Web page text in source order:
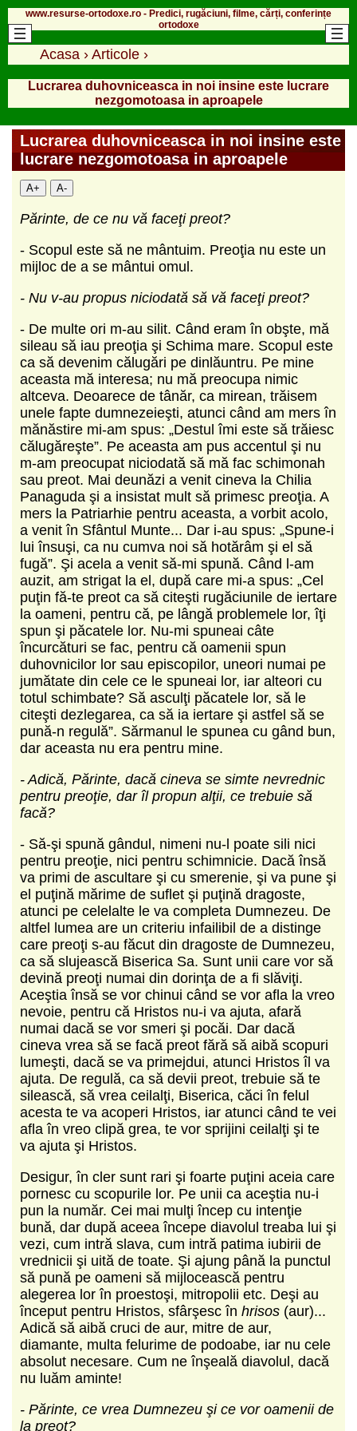
www.resurse-ortodoxe.ro - Predici, rugăciuni, filme, cărți, conferințe
ortodoxe
Acasa › Articole ›
Lucrarea duhovniceasca in noi insine este lucrare
nezgomotoasa in aproapele
Lucrarea duhovniceasca in noi insine este
lucrare nezgomotoasa in aproapele
A+ A-
Părinte, de ce nu vă faceţi preot?
- Scopul este să ne mântuim. Preoţia nu este un
mijloc de a se mântui omul.
- Nu v-au propus niciodată să vă faceţi preot?
- De multe ori m-au silit. Când eram în obşte, mă
sileau să iau preoţia şi Schima mare. Scopul este
ca să devenim călugări pe dinlăuntru. Pe mine
aceasta mă interesa; nu mă preocupa nimic
altceva. Deoarece de tânăr, ca mirean, trăisem
unele fapte dumnezeieşti, atunci când am mers în
mănăstire mi-am spus: „Destul îmi este să trăiesc
călugăreşte”. Pe aceasta am pus accentul şi nu
m-am preocupat niciodată să mă fac schimonah
sau preot. Mai deunăzi a venit cineva la Chilia
Panaguda şi a insistat mult să primesc preoţia. A
mers la Patriarhie pentru aceasta, a vorbit acolo,
a venit în Sfântul Munte... Dar i-au spus: „Spune-i
lui însuşi, ca nu cumva noi să hotărâm şi el să
fugă”. Şi acela a venit să-mi spună. Când l-am
auzit, am strigat la el, după care mi-a spus: „Cel
puţin fă-te preot ca să citeşti rugăciunile de iertare
la oameni, pentru că, pe lângă problemele lor, îţi
spun şi păcatele lor. Nu-mi spuneai câte
încurcături se fac, pentru că oamenii spun
duhovnicilor lor sau episcopilor, uneori numai pe
jumătate din cele ce le spuneai lor, iar alteori cu
totul schimbate? Să asculţi păcatele lor, să le
citeşti dezlegarea, ca să ia iertare şi astfel să se
pună-n regulă”. Sărmanul le spunea cu gând bun,
dar aceasta nu era pentru mine.
- Adică, Părinte, dacă cineva se simte nevrednic
pentru preoţie, dar îl propun alţii, ce trebuie să
facă?
- Să-şi spună gândul, nimeni nu-l poate sili nici
pentru preoţie, nici pentru schimnicie. Dacă însă
va primi de ascultare şi cu smerenie, şi va pune şi
el puţină mărime de suflet şi puţină dragoste,
atunci pe celelalte le va completa Dumnezeu. De
altfel lumea are un criteriu infailibil de a distinge
care preoţi s-au făcut din dragoste de Dumnezeu,
ca să slujească Biserica Sa. Sunt unii care vor să
devină preoţi numai din dorinţa de a fi slăviţi.
Aceştia însă se vor chinui când se vor afla la vreo
nevoie, pentru că Hristos nu-i va ajuta, afară
numai dacă se vor smeri şi pocăi. Dar dacă
cineva vrea să se facă preot fără să aibă scopuri
lumeşti, dacă se va primejdui, atunci Hristos îl va
ajuta. De regulă, ca să devii preot, trebuie să te
silească, să vrea ceilalţi, Biserica, căci în felul
acesta te va acoperi Hristos, iar atunci când te vei
afla în vreo clipă grea, te vor sprijini ceilalţi şi te
va ajuta şi Hristos.
Desigur, în cler sunt rari şi foarte puţini aceia care
pornesc cu scopurile lor. Pe unii ca aceştia nu-i
pun la număr. Cei mai mulţi încep cu intenţie
bună, dar după aceea începe diavolul treaba lui şi
vezi, cum intră slava, cum intră patima iubirii de
vrednicii şi uită de toate. Şi ajung până la punctul
să pună pe oameni să mijlocească pentru
alegerea lor în proestoşi, mitropolii etc. Deşi au
început pentru Hristos, sfârşesc în hrisos (aur)...
Adică să aibă cruci de aur, mitre de aur,
diamante, multa felurime de podoabe, iar nu cele
absolut necesare. Cum ne înşeală diavolul, dacă
nu luăm aminte!
- Părinte, ce vrea Dumnezeu şi ce vor oamenii de
la preot?